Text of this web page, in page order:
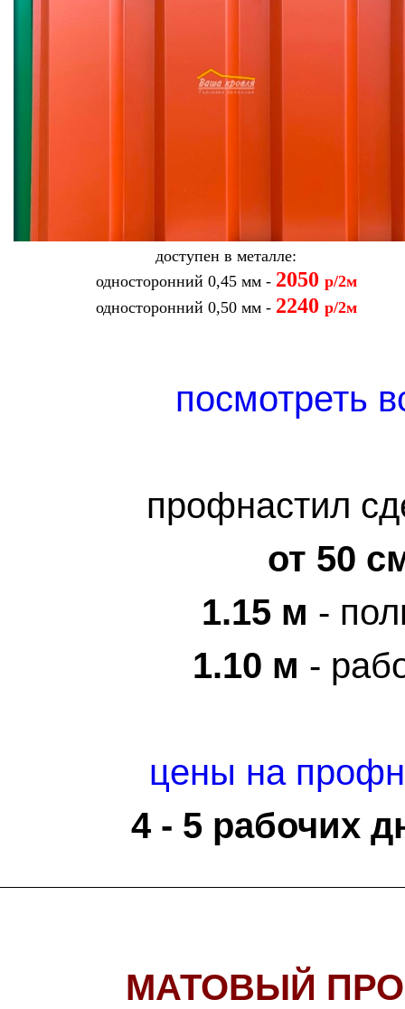
доступен в металле:
односторонний 0,45 мм - 2050 р/2м
односторонний 0,50 мм - 2240 р/2м
посмотреть
профнастил
от 50
1.15 м -
1.10 м -
цены на
4 - 5 рабочих
МАТОВЫЙ